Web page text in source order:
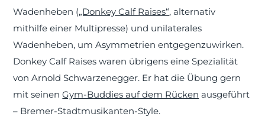
Wadenheben („Donkey Calf Raises“, alternativ
mithilfe einer Multipresse) und unilaterales
Wadenheben, um Asymmetrien entgegenzuwirken.
Donkey Calf Raises waren übrigens eine Spezialität
von Arnold Schwarzenegger. Er hat die Übung gern
mit seinenGym-Buddies auf dem Rücken ausgeführt
– Bremer-Stadtmusikanten-Style.